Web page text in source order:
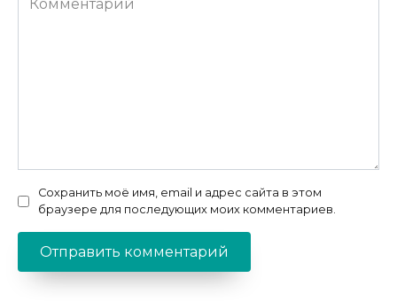
Сохранить моё имя, email и адрес сайта в этом
браузере для последующих моих комментариев.